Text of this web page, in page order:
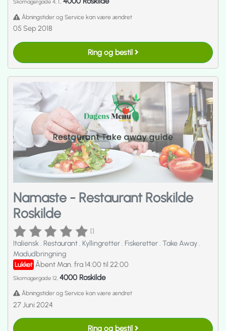
Skomagergade 4, 1.,
Åbningstider og Service kan være ændret
05 Sep 2018
Ring og bestil
Namaste - Restaurant Roskilde
Roskilde
[]
Italiensk. Restaurant. Kyllingretter. Fiskeretter. Take Away.
Madudbringning
Lukket Åbent Man. fra 14:00 til 22:00
Skomagergade 12, 4000 Roskilde
Åbningstider og Service kan være ændret
27 Juni 2024
Ring og bestil